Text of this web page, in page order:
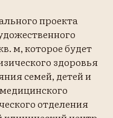
проекта
м, которое будет
здоровья
семей, детей и
отделения